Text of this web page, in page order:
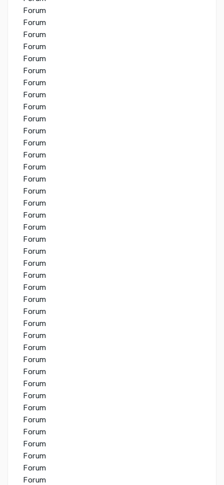
Forum
Forum
Forum
Forum
Forum
Forum
Forum
Forum
Forum
Forum
Forum
Forum
Forum
Forum
Forum
Forum
Forum
Forum
Forum
Forum
Forum
Forum
Forum
Forum
Forum
Forum
Forum
Forum
Forum
Forum
Forum
Forum
Forum
Forum
Forum
Forum
Forum
Forum
Forum
Forum